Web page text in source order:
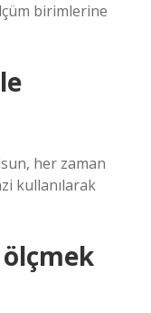
birimlerine
her zaman
kullanılarak
ölçmek